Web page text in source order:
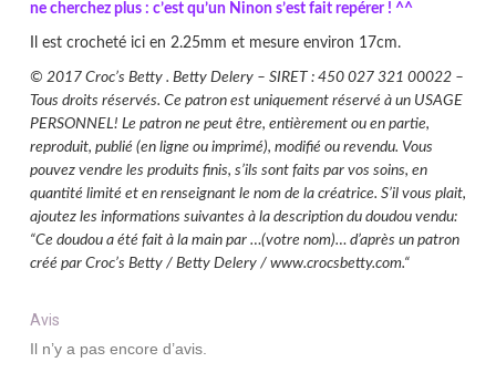
ne cherchez plus : c’est qu’un Ninon s’est fait repérer ! ^^
Il est crocheté ici en 2.25mm et mesure environ 17cm.
© 2017 Croc’s Betty . Betty Delery – SIRET : 450 027 321 00022 –
Tous droits réservés. Ce patron est uniquement réservé à un USAGE
PERSONNEL! Le patron ne peut être, entièrement ou en partie,
reproduit, publié (en ligne ou imprimé), modifié ou revendu. Vous
pouvez vendre les produits finis, s’ils sont faits par vos soins, en
quantité limité et en renseignant le nom de la créatrice. S’il vous plait,
ajoutez les informations suivantes à la description du doudou vendu:
“Ce doudou a été fait à la main par …(votre nom)… d’après un patron
créé par Croc’s Betty / Betty Delery / www.crocsbetty.com.“
Avis
Il n’y a pas encore d’avis.